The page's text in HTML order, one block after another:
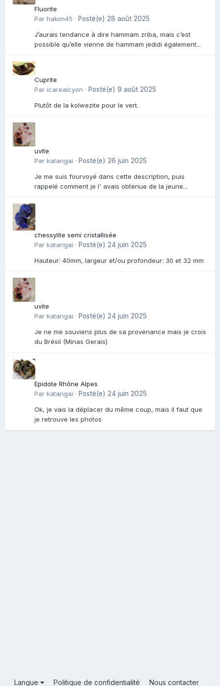
Fluorite
Par hakim45 · Posté(e) 28 août 2025
J’aurais tendance à dire hammam zriba, mais c’est
possible qu’elle vienne de hammam jedidi également...
Cuprite
Par icarealcyon · Posté(e) 9 août 2025
Plutôt de la kolwezite pour le vert.
uvite
Par katangai · Posté(e) 26 juin 2025
Je me suis fourvoyé dans cette description, puis
rappelé comment je l' avais obtenue de la jeune...
chessylite semi cristallisée
Par katangai · Posté(e) 24 juin 2025
Hauteur: 40mm, largeur et/ou profondeur: 30 et 32 mm
uvite
Par katangai · Posté(e) 24 juin 2025
Je ne me souviens plus de sa provenance mais je crois
du Brésil (Minas Gerais)
Epidote Rhône Alpes
Par katangai · Posté(e) 24 juin 2025
Ok, je vais la déplacer du même coup, mais il faut que
je retrouve les photos
Langue Politique de confidentialité Nous contacter